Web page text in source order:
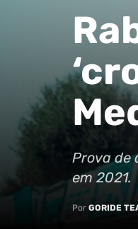
Prova de
em 2021.
Por GORIDE